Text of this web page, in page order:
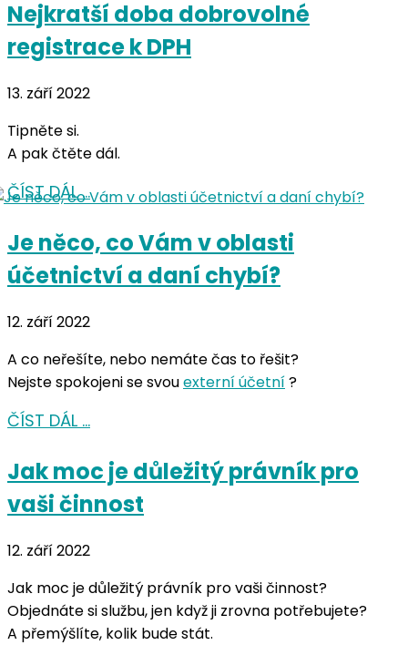
Nejkratší doba dobrovolné
registrace k DPH
13. září 2022
Tipněte si.
A pak čtěte dál.
ČÍST DÁL …
Je něco, co Vám v oblasti
účetnictví a daní chybí?
12. září 2022
A co neřešíte, nebo nemáte čas to řešit?
Nejste spokojeni se svouexterní účetní?
ČÍST DÁL …
Jak moc je důležitý právník pro
vaši činnost
12. září 2022
Jak moc je důležitý právník pro vaši činnost?
Objednáte si službu, jen když ji zrovna potřebujete?
A přemýšlíte, kolik bude stát.